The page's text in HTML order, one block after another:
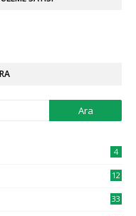
4
12
33